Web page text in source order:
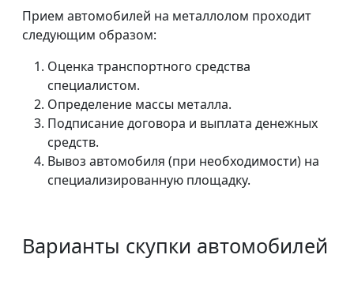
Прием автомобилей на металлолом проходит
следующим образом:
Оценка транспортного средства
специалистом.
Определение массы металла.
Подписание договора и выплата денежных
средств.
Вывоз автомобиля (при необходимости) на
специализированную площадку.
Варианты скупки автомобилей